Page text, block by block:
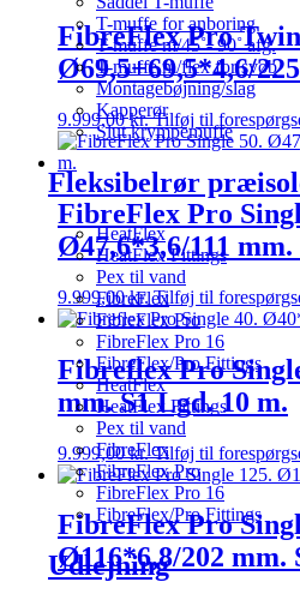
T-muffe for anboring
T-muffe m/45˚- 90˚ afg.
T-muffe m/flex for svøb
Montagebøjning/slag
Kapperør
Slut krympemuffe
Fleksibelrør
HeatFlex
HeatFlex Fittings
Pex til vand
FibreFlex
FibreFlex Pro
FibreFlex Pro 16
FibreFlex/Pro Fittings
HeatFlex
HeatFlex Fittings
Pex til vand
FibreFlex
FibreFlex Pro
FibreFlex Pro 16
FibreFlex/Pro Fittings
Udlejning
FibreFlex Pro
Ø69,5+69,5*4,6/
9.999,00kr. Tilføj til
FibreFlex Pro
Ø47,6*3,6/111 mm.
9.999,00kr. Tilføj til
Fibreflex Pro
mm. S1 Lgd. 10 m.
9.999,00kr. Tilføj til
FibreFlex Pro
Ø116*6,8/202 mm.